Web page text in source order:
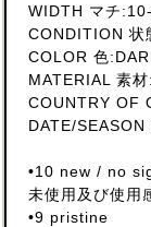
WIDTH マチ
CONDITION 状
COLOR 色
MATERIAL 素
COUNTRY OF
DATE/
•10 new / no
未使用及び使用
•9 pristine